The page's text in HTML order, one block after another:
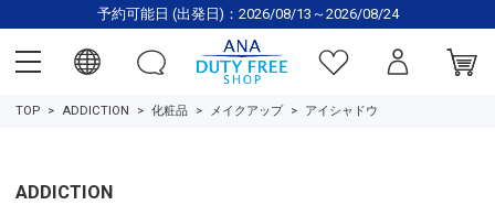
予約可能日 (出発日)：2026/08/13～2026/08/24
TOP ADDICTION 化粧品 メイクアップ アイシャドウ
ADDICTION